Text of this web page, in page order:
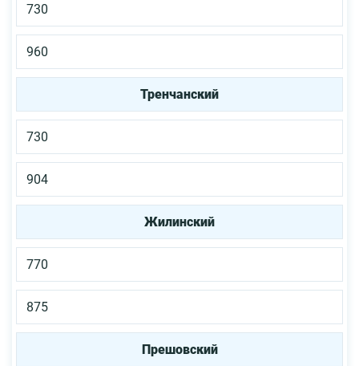
730
960
Тренчанский
730
904
Жилинский
770
875
Прешовский